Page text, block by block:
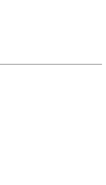
Fehlern) und weiteren